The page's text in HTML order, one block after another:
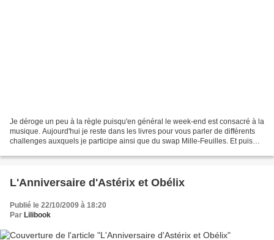
Je déroge un peu à la règle puisqu'en général le week-end est consacré à la
musique. Aujourd'hui je reste dans les livres pour vous parler de différents
challenges auxquels je participe ainsi que du swap Mille-Feuilles. Et puis
L'Anniversaire d'Astérix et Obélix
Publié le 22/10/2009 à 18:20
Par Lilibook